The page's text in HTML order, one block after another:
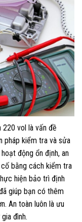
vol là vấn đề
pháp kiểm tra và sửa
động ổn định, an
bằng cách kiểm tra
hiện bảo trì định
giúp bạn có thêm
An toàn luôn là ưu
đình.